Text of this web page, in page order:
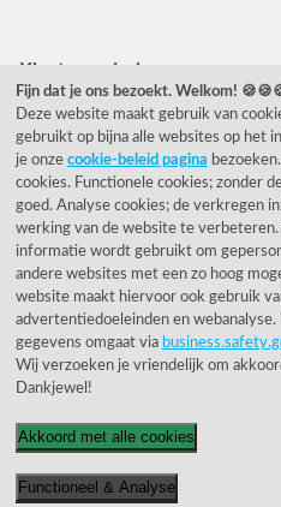
Klantwaardering
"Zeer goed" - eKomi.nl
Cijfer: 9.2 (25540 recensies)
Onze nieuwsbrief
Wil je onze nieuwsbrief
Fijn dat je ons bezoekt. Welkom!
Deze website maakt gebruik van
gebruikt op bijna alle websites op het
je onze cookie-beleid pagina
cookies. Functionele cookies; zonder
goed. Analyse cookies; de verkregen
werking van de website te
informatie wordt gebruikt om
andere websites met een zo hoog
website maakt hiervoor ook gebruik
advertentiedoeleinden en
gegevens omgaat via
Wij verzoeken je vriendelijk om
Dankjewel!
Akkoord met alle cookies
Functioneel & Analyse